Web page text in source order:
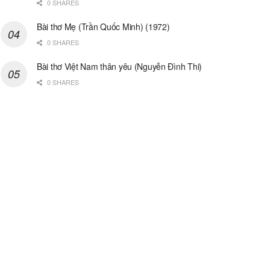
0 SHARES
Bài thơ Mẹ (Trần Quốc Minh) (1972)
0 SHARES
Bài thơ Việt Nam thân yêu (Nguyễn Đình Thi)
0 SHARES